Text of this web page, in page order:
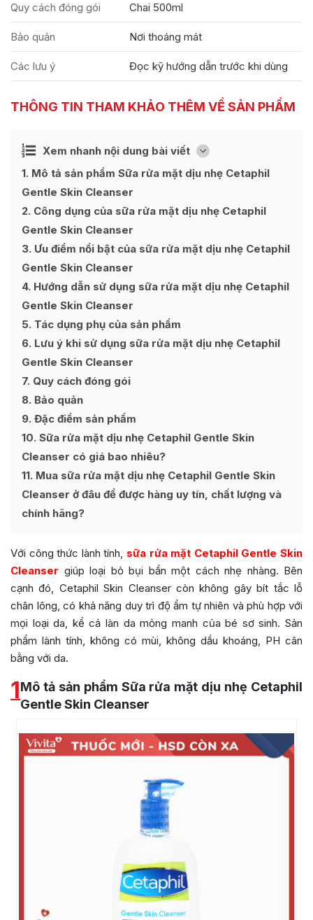
Quy cách đóng gói Chai 500ml
Bảo quản Nơi thoáng mát
Các lưu ý Đọc kỹ hướng dẫn trước khi dùng
THÔNG TIN THAM KHẢO THÊM VỀ SẢN PHẨM
Xem nhanh nội dung bài viết [
Ẩn
1 Mô tả sản phẩm Sữa rửa mặt dịu nhẹ Cetaphil
Gentle Skin Cleanser
2 Công dụng của sữa rửa mặt dịu nhẹ Cetaphil
Gentle Skin Cleanser
3 Ưu điểm nổi bật của sữa rửa mặt dịu nhẹ Cetaphil
Gentle Skin Cleanser
4 Hướng dẫn sử dụng sữa rửa mặt dịu nhẹ Cetaphil
Gentle Skin Cleanser
5 Tác dụng phụ của sản phẩm
6 Lưu ý khi sử dụng sữa rửa mặt dịu nhẹ Cetaphil
Gentle Skin Cleanser
7 Quy cách đóng gói
8 Bảo quản
9 Đặc điểm sản phẩm
10 Sữa rửa mặt dịu nhẹ Cetaphil Gentle Skin
Cleanser có giá bao nhiêu?
11 Mua sữa rửa mặt dịu nhẹ Cetaphil Gentle Skin
Cleanser ở đâu để được hàng uy tín, chất lượng và
chính hãng?
Với công thức lành tính, sữa rửa mặt Cetaphil Gentle Skin
Cleanser giúp loại bỏ bụi bẩn một cách nhẹ nhàng. Bên
cạnh đó, Cetaphil Skin Cleanser còn không gây bít tắc lỗ
chân lông, có khả năng duy trì độ ẩm tự nhiên và phù hợp với
mọi loại da, kể cả làn da mỏng manh của bé sơ sinh. Sản
phẩm lành tính, không có mùi, không dầu khoáng, PH cân
bằng với da.
1Mô tả sản phẩm Sữa rửa mặt dịu nhẹ Cetaphil
Gentle Skin Cleanser